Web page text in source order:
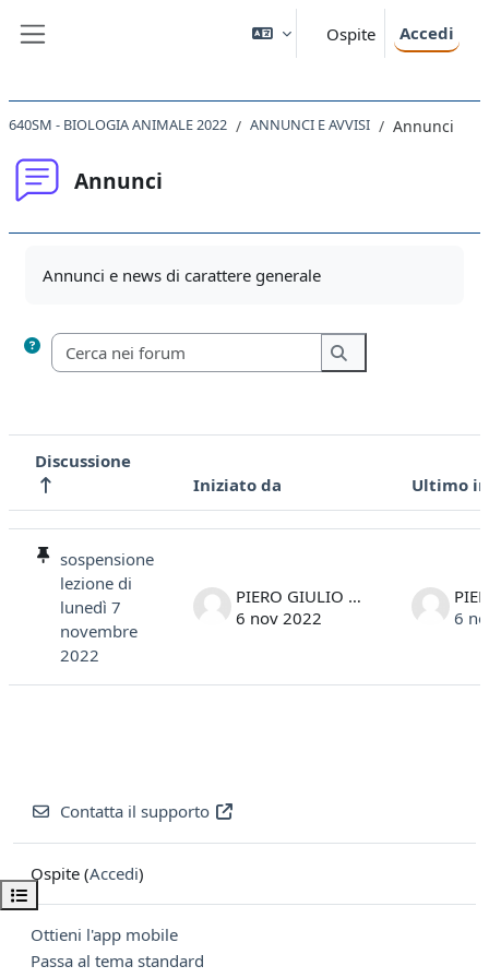
Ospite Accedi
Apri indice del corso
640SM - BIOLOGIA ANIMALE 2022 ANNUNCI E AVVISI Annunci
Annunci
Annunci e news di carattere generale
Cerca nei forum
Cerca nei forum
Stato
Discussione
Iniziato da
Ultimo
sospensione
lezione di
lunedì 7
novembre
2022
PIERO GIULIO GIULIANINI
6 nov 2022
6
Contatta il supporto
Ospite (Accedi)
Ottieni l'app mobile
Passa al tema standard